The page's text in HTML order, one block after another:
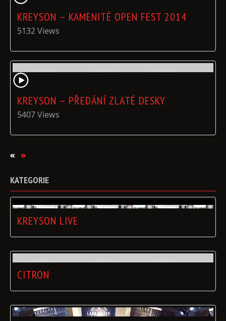
KREYSON – KAMENITÉ OPEN FEST 2014
5132 Views
KREYSON – PŘEDÁNÍ ZLATÉ DESKY
5407 Views
KATEGORIE
KREYSON LIVE
CITRON